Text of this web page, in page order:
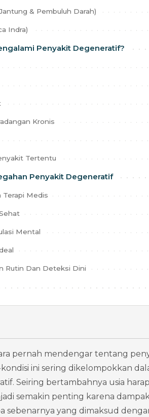
& Pembuluh Darah)
Indra)
Penyakit Degeneratif?
Kronis
Tertentu
Penyakit Degeneratif
Terapi Medis
Mental
Rutin Dan Deteksi Dini
pernah mendengar tentang
ini sering dikelompokkan
Seiring bertambahnya usia
semakin penting karena
sebenarnya yang dimaksud